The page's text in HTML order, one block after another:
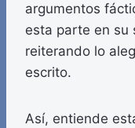
argumentos
esta parte en su
reiterando lo
escrito.
Así, entiende